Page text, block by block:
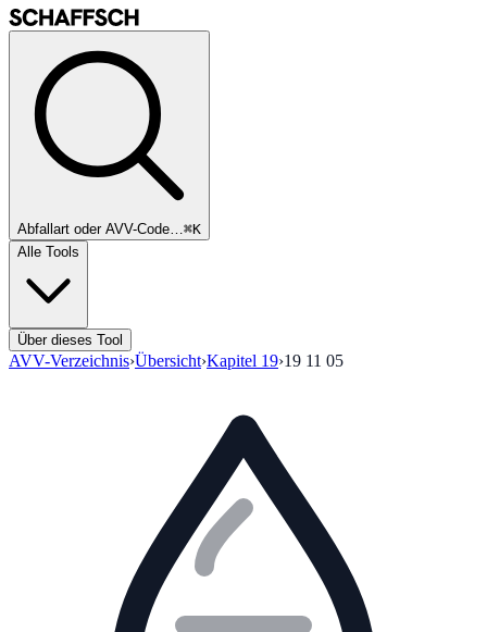
Abfallart oder AVV-Code…⌘K
Alle Tools
Über dieses Tool
AVV-Verzeichnis›Übersicht›Kapitel 19›19 11 05